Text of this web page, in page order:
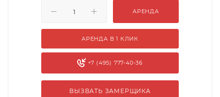
АРЕНДА
АРЕНДА В 1 КЛИК
+7 (495) 777-40-36
ВЫЗВАТЬ ЗАМЕРЩИКА